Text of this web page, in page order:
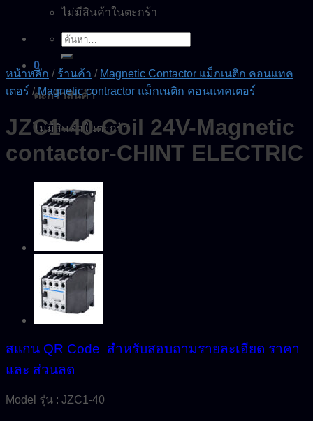
ไม่มีสินค้าในตะกร้า
ค้นหา:
0
ตะกร้าสินค้า
ไม่มีสินค้าในตะกร้า
หน้าหลัก / ร้านค้า / Magnetic Contactor แม็กเนติก คอนแทค
เตอร์ / Magnetic contractor แม็กเนติก คอนแทคเตอร์
JZC1-40-Coil 24V-Magnetic
contactor-CHINT ELECTRIC
สแกน QR Code สำหรับสอบถามรายละเอียด ราคา
และ ส่วนลด
Model รุ่น : JZC1-40